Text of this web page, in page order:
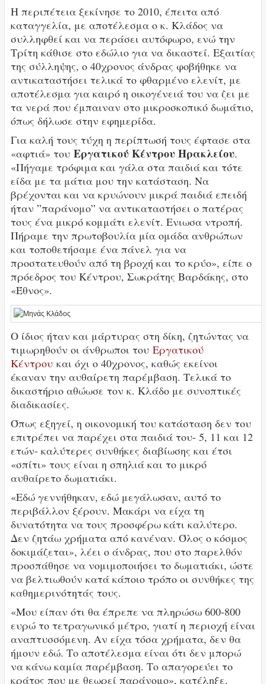
Η περιπέτεια ξεκίνησε το 2010, έπειτα από
καταγγελία, με αποτέλεσμα ο κ. Κλάδος να
συλληφθεί και να περάσει αυτόφωρο, ενώ την
Τρίτη κάθισε στο εδώλιο για να δικαστεί. Εξαιτίας
της σύλληψης, ο 40χρονος άνδρας φοβήθηκε να
αντικαταστήσει τελικά το φθαρμένο ελενίτ, με
αποτέλεσμα για καιρό η οικογένειά του να ζει με
τα νερά που έμπαιναν στο μικροσκοπικό δωμάτιο,
όπως δήλωσε στην εφημερίδα.
Για καλή τους τύχη η περίπτωσή τους έφτασε στα
«αφτιά» του Εργατικού Κέντρου Ηρακλείου.
«Πήγαμε τρόφιμα και γάλα στα παιδιά και τότε
είδα με τα μάτια μου την κατάσταση. Να
βρέχονται και να κρυώνουν μικρά παιδιά επειδή
ήταν ”παράνομο” να αντικαταστήσει ο πατέρας
τους ένα μικρό κομμάτι ελενίτ. Ενιωσα ντροπή.
Πήραμε την πρωτοβουλία μία ομάδα ανθρώπων
και τοποθετήσαμε ένα πάνελ για να
προστατευθούν από τη βροχή και το κρύο», είπε ο
πρόεδρος του Κέντρου, Σωκράτης Βαρδάκης, στο
«Έθνος».
Ο ίδιος ήταν και μάρτυρας στη δίκη, ζητώντας να
τιμωρηθούν οι άνθρωποι του Εργατικού
Κέντρουκαι όχι ο 40χρονος, καθώς εκείνοι
έκαναν την αυθαίρετη παρέμβαση. Τελικά το
δικαστήριο αθώωσε τον κ. Κλάδο με συνοπτικές
διαδικασίες.
Όπως εξηγεί, η οικονομική του κατάσταση δεν του
επιτρέπει να παρέχει στα παιδιά του- 5, 11 και 12
ετών- καλύτερες συνθήκες διαβίωσης και έτσι
«σπίτι» τους είναι η σπηλιά και το μικρό
αυθαίρετο δωματιάκι.
«Εδώ γεννήθηκαν, εδώ μεγάλωσαν, αυτό το
περιβάλλον ξέρουν. Μακάρι να είχα τη
δυνατότητα να τους προσφέρω κάτι καλύτερο.
Δεν ζητάω χρήματα από κανέναν. Όλος ο κόσμος
δοκιμάζεται», λέει ο άνδρας, που στο παρελθόν
προσπάθησε να νομιμοποιήσει το δωματιάκι, ώστε
να βελτιωθούν κατά κάποιο τρόπο οι συνθήκες της
καθημερινότητάς τους.
«Μου είπαν ότι θα έπρεπε να πληρώσω 600-800
ευρώ το τετραγωνικό μέτρο, γιατί η περιοχή είναι
αναπτυσσόμενη. Αν είχα τόσα χρήματα, δεν θα
ήμουν εδώ. Το αποτέλεσμα είναι ότι δεν μπορώ
να κάνω καμία παρέμβαση. Το απαγορεύει το
κράτος που με θεωρεί παράνομο», κατέληξε.